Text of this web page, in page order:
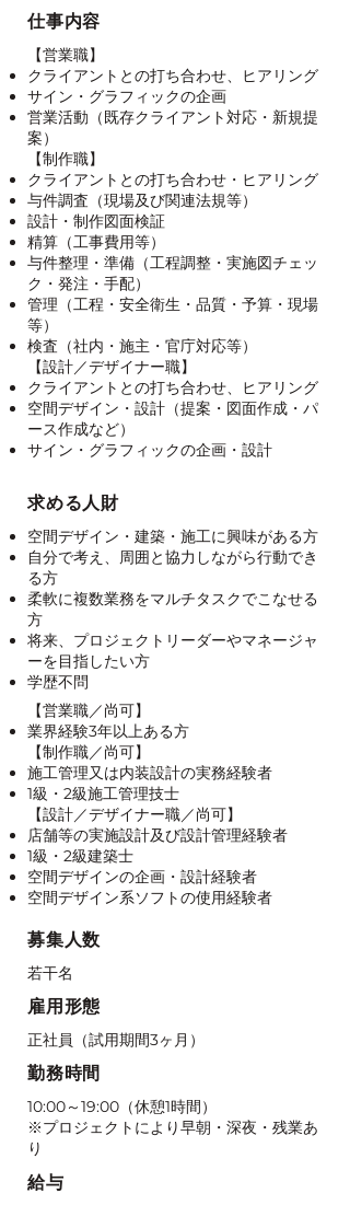
仕事内容
【営業職】
クライアントとの打ち合わせ、ヒアリング
サイン・グラフィックの企画
営業活動（既存クライアント対応・新規提
案）
【制作職】
クライアントとの打ち合わせ・ヒアリング
与件調査（現場及び関連法規等）
設計・制作図面検証
精算（工事費用等）
与件整理・準備（工程調整・実施図チェッ
ク・発注・手配）
管理（工程・安全衛生・品質・予算・現場
等）
​検査（社内・施主・官庁対応等）
【設計／デザイナー職】
クライアントとの打ち合わせ、ヒアリング
空間デザイン・設計（提案・図面作成・パ
ース作成など）
サイン・グラフィックの企画・設計
求める人財
空間デザイン・建築・施工に興味がある方
自分で考え、周囲と協力しながら行動でき
る方​
柔軟に複数業務をマルチタスクでこなせる
方
将来、プロジェクトリーダーやマネージャ
ーを目指したい方
​学歴不問
【営業職／尚可】
業界経験3年以上ある方
【制作職／尚可】
施工管理又は内装設計の実務経験者
1級・2級施工管理技士
【設計／デザイナー職／尚可】
店舗等の実施設計及び設計管理経験者
1級・2級建築士
空間デザインの企画・設計経験者
​空間デザイン系ソフトの使用経験者
募集人数
若干名
雇用形態
正社員（試用期間3ヶ月）
勤務時間
10:00～19:00（休憩1時間）
※プロジェクトにより早朝・深夜・残業あ
り
給与